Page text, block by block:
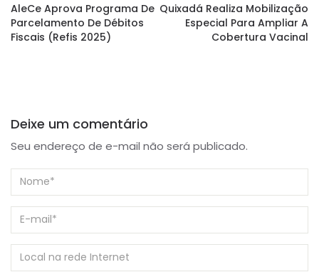
AleCe Aprova Programa De
Parcelamento De Débitos
Fiscais (Refis 2025)
Quixadá Realiza Mobilização
Especial Para Ampliar A
Cobertura Vacinal
Deixe um comentário
Seu endereço de e-mail não será publicado.